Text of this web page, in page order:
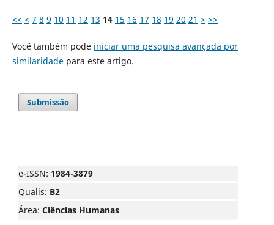
<< < 7 8 9 10 11 12 13 14 15 16 17 18 19 20 21 > >>
Você também pode iniciar uma pesquisa avançada por
similaridadepara este artigo.
Submissão
e-ISSN: 1984-3879
Qualis: B2
Área: Ciências Humanas